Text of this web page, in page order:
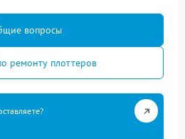
вопросы
ремонту плоттеров